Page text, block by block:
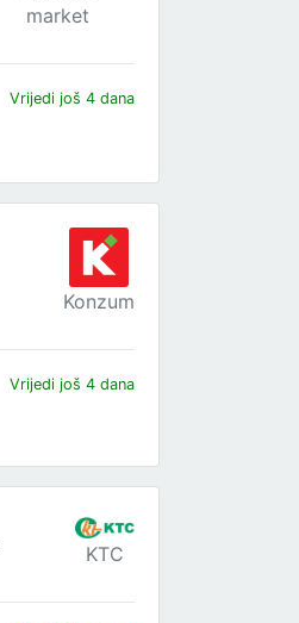
market
Vrijedi još 4 dana
Konzum
Vrijedi još 4 dana
KTC